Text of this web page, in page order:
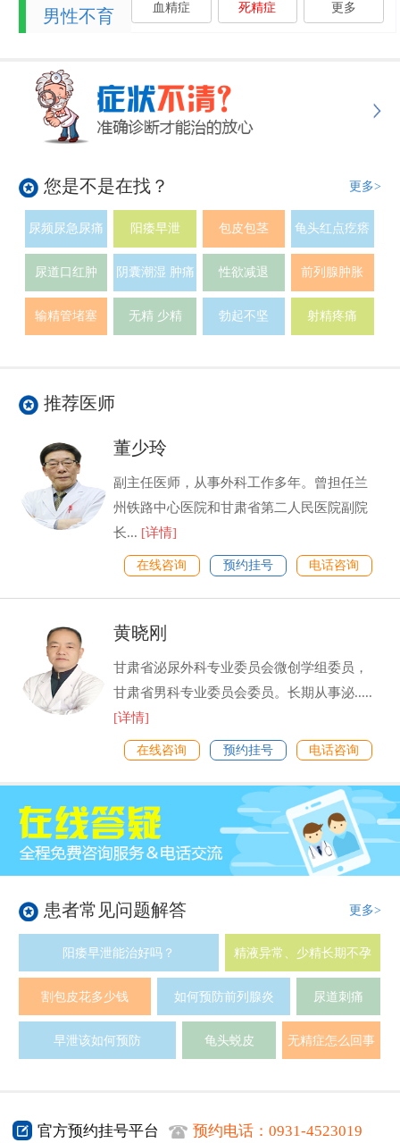
男性不育 血精症 死精症 更多
您是不是在找？ 更多>
尿频尿急尿痛 阳痿早泄 包皮包茎 龟头红点疙瘩
尿道口红肿 阴囊潮湿 肿痛 性欲减退 前列腺肿胀
输精管堵塞 无精 少精 勃起不坚 射精疼痛
推荐医师
董少玲
副主任医师，从事外科工作多年。曾担任兰
州铁路中心医院和甘肃省第二人民医院副院
长... [详情]
在线咨询 预约挂号 电话咨询
黄晓刚
甘肃省泌尿外科专业委员会微创学组委员，
甘肃省男科专业委员会委员。长期从事泌.....
[详情]
在线咨询 预约挂号 电话咨询
患者常见问题解答 更多>
阳痿早泄能治好吗？ 精液异常、少精长期不孕
割包皮花多少钱 如何预防前列腺炎 尿道刺痛
早泄该如何预防 龟头蜕皮 无精症怎么回事
官方预约挂号平台 预约电话：0931-4523019